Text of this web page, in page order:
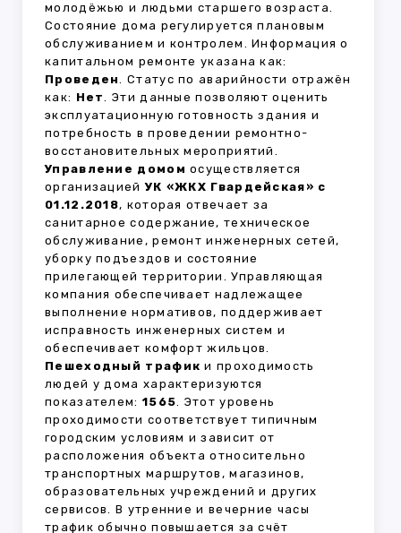
молодёжью и людьми старшего возраста.
Состояние дома регулируется плановым
обслуживанием и контролем. Информация о
капитальном ремонте указана как:
Проведен. Статус по аварийности отражён
как: Нет. Эти данные позволяют оценить
эксплуатационную готовность здания и
потребность в проведении ремонтно-
восстановительных мероприятий.
Управление домом осуществляется
организациейУК «ЖКХ Гвардейская» с
01.12.2018, которая отвечает за
санитарное содержание, техническое
обслуживание, ремонт инженерных сетей,
уборку подъездов и состояние
прилегающей территории. Управляющая
компания обеспечивает надлежащее
выполнение нормативов, поддерживает
исправность инженерных систем и
обеспечивает комфорт жильцов.
Пешеходный трафик и проходимость
людей у дома характеризуются
показателем: 1565. Этот уровень
проходимости соответствует типичным
городским условиям и зависит от
расположения объекта относительно
транспортных маршрутов, магазинов,
образовательных учреждений и других
сервисов. В утренние и вечерние часы
трафик обычно повышается за счёт